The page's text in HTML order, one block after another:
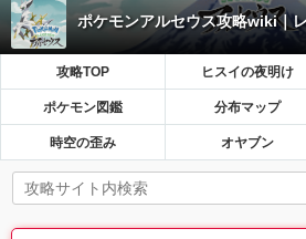
ポケモンアルセウス攻略wiki｜
攻略TOP ヒスイの夜明け
ポケモン図鑑 分布マップ
時空の歪み オヤブン